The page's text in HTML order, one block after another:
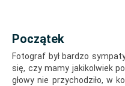
Początek
Fotograf był bardzo
się, czy mamy jakikolwiek
głowy nie przychodziło, w